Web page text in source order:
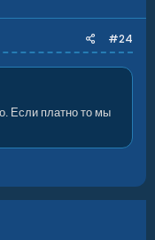
#24
Если платно то мы